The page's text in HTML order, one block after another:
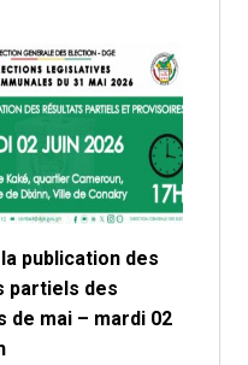
publication des
partiels des
de mai – mardi 02